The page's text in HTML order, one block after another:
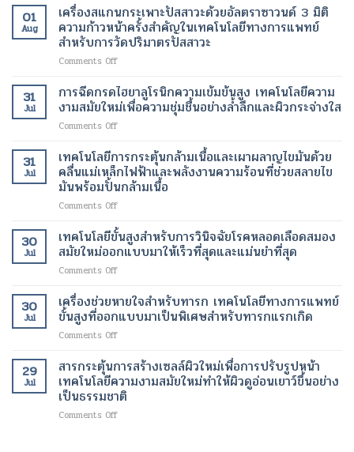
เทคโนโลยี
ทางการ
แพทย์
สมัย
ร้าย
แรง
งาม
สมัย
ใหม่
ผิว
อย่าง
เป็น
ใหม่
เทคโนโลยี
ของ
การ
จัดการ
หนัก
สมัย
ทางการ
แพทย์
สมัย
ใหม่
สำหรับ
รักษา
ภาวะ
หัวใจ
เต้น
จังหวะ
01
Aug
เครื่องสแกนกระเพาะปัสสาวะด้วยอัลตราซาวนด์ 3 มิติ
ความก้าวหน้าครั้งสำคัญในเทคโนโลยีทางการแพทย์
สำหรับการวัดปริมาตรปัสสาวะ
Comments Offon
สแกน
กระเพาะ
ปัสสาวะ
ด้วย
ซา
วนด์
3
มิติ
ความ
ครั้ง
สำคัญ
แพทย์
สำหรับ
การ
ปัสสาวะ
31
Jul
การฉีดกรดไฮยาลูโรนิกความเข้มข้นสูง เทคโนโลยีความ
งามสมัยใหม่เพื่อความชุ่มชื้นอย่างล้ำลึกและผิวกระจ่างใส
Comments Offon
ฉีด
กรด
ไฮ
ยา
ลู
นิก
ความ
เข้ม
ข้น
เทคโนโลยี
ความ
เพื่อ
ความ
ชุ่ม
31
Jul
เทคโนโลยีการกระตุ้นกล้ามเนื้อและเผาผลาญไขมันด้วย
คลื่นแม่เหล็กไฟฟ้าและพลังงานความร้อนที่ช่วยสลายไข
มันพร้อมปั้นกล้ามเนื้อ
Comments Offon
การก
ระ
ตุ้
นก
ม
เนื้อ
ไข
มัน
ด้วย
30
Jul
เทคโนโลยีขั้นสูงสำหรับการวินิจฉัยโรคหลอดเลือดสมอง
สมัยใหม่ออกแบบมาให้เร็วที่สุดและแม่นยำที่สุด
Comments Offon
ขั้น
สูง
สำหรับ
การ
โรค
หลอด
เลือด
สมอง
สมัย
30
Jul
เครื่องช่วยหายใจสำหรับทารก เทคโนโลยีทางการแพทย์
ขั้นสูงที่ออกแบบมาเป็นพิเศษสำหรับทารกแรกเกิด
Comments Offon
ช่วย
หายใจ
สำหรับ
ทารก
เทคโนโลยี
29
Jul
สารกระตุ้นการสร้างเซลล์ผิวใหม่เพื่อการปรับรูปหน้า
เทคโนโลยีความงามสมัยใหม่ทำให้ผิวดูอ่อนเยาว์ขึ้นอย่าง
เป็นธรรมชาติ
Comments Offon